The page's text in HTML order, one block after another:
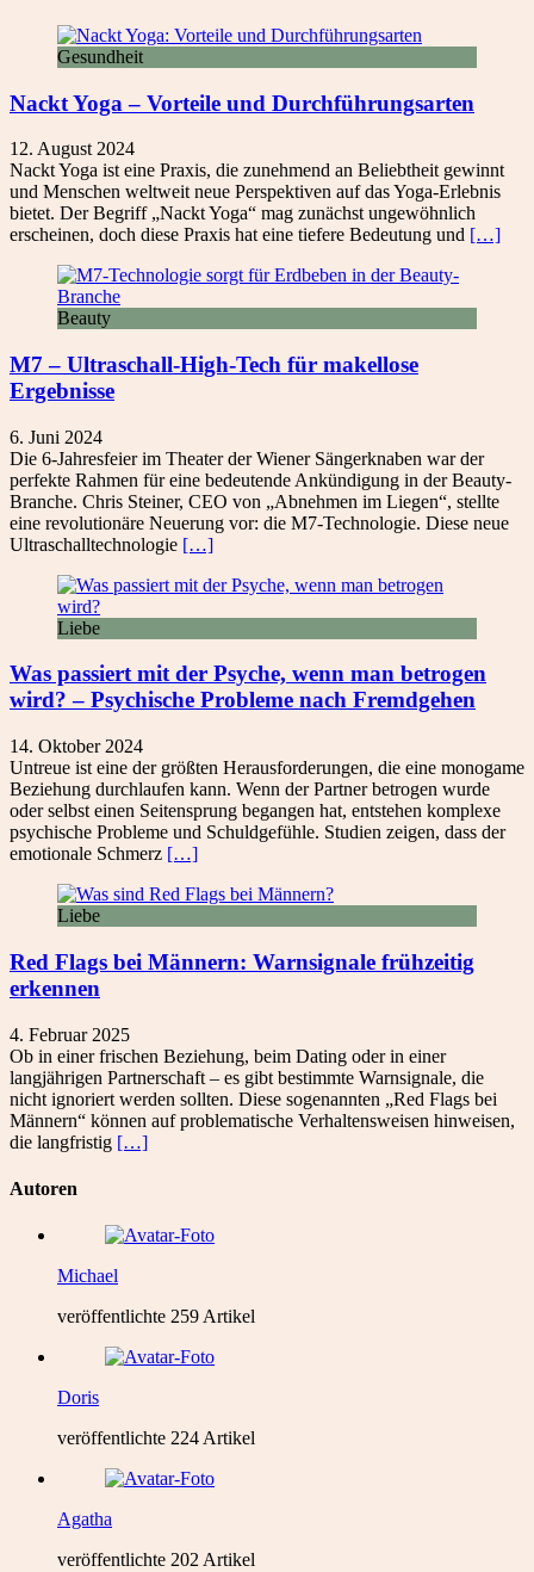
Gesundheit
Nackt Yoga – Vorteile und Durchführungsarten
12. August 2024
Nackt Yoga ist eine Praxis, die zunehmend an Beliebtheit gewinnt
und Menschen weltweit neue Perspektiven auf das Yoga-Erlebnis
bietet. Der Begriff „Nackt Yoga“ mag zunächst ungewöhnlich
erscheinen, doch diese Praxis hat eine tiefere Bedeutung und […]
Beauty
M7 – Ultraschall-High-Tech für makellose
Ergebnisse
6. Juni 2024
Die 6-Jahresfeier im Theater der Wiener Sängerknaben war der
perfekte Rahmen für eine bedeutende Ankündigung in der Beauty-
Branche. Chris Steiner, CEO von „Abnehmen im Liegen“, stellte
eine revolutionäre Neuerung vor: die M7-Technologie. Diese neue
Ultraschalltechnologie […]
Liebe
Was passiert mit der Psyche, wenn man betrogen
wird? – Psychische Probleme nach Fremdgehen
14. Oktober 2024
Untreue ist eine der größten Herausforderungen, die eine monogame
Beziehung durchlaufen kann. Wenn der Partner betrogen wurde
oder selbst einen Seitensprung begangen hat, entstehen komplexe
psychische Probleme und Schuldgefühle. Studien zeigen, dass der
emotionale Schmerz […]
Liebe
Red Flags bei Männern: Warnsignale frühzeitig
erkennen
4. Februar 2025
Ob in einer frischen Beziehung, beim Dating oder in einer
langjährigen Partnerschaft – es gibt bestimmte Warnsignale, die
nicht ignoriert werden sollten. Diese sogenannten „Red Flags bei
Männern“ können auf problematische Verhaltensweisen hinweisen,
die langfristig […]
Autoren
Michael
veröffentlichte 259 Artikel
Doris
veröffentlichte 224 Artikel
Agatha
veröffentlichte 202 Artikel